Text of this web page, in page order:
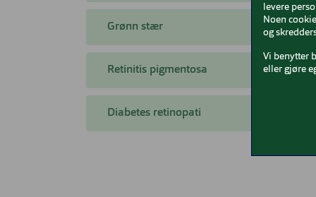
Grønn stær
Retinitis pigmentosa
Diabetes retinopati
levere
Noen
og
Vi benytter
eller gjøre